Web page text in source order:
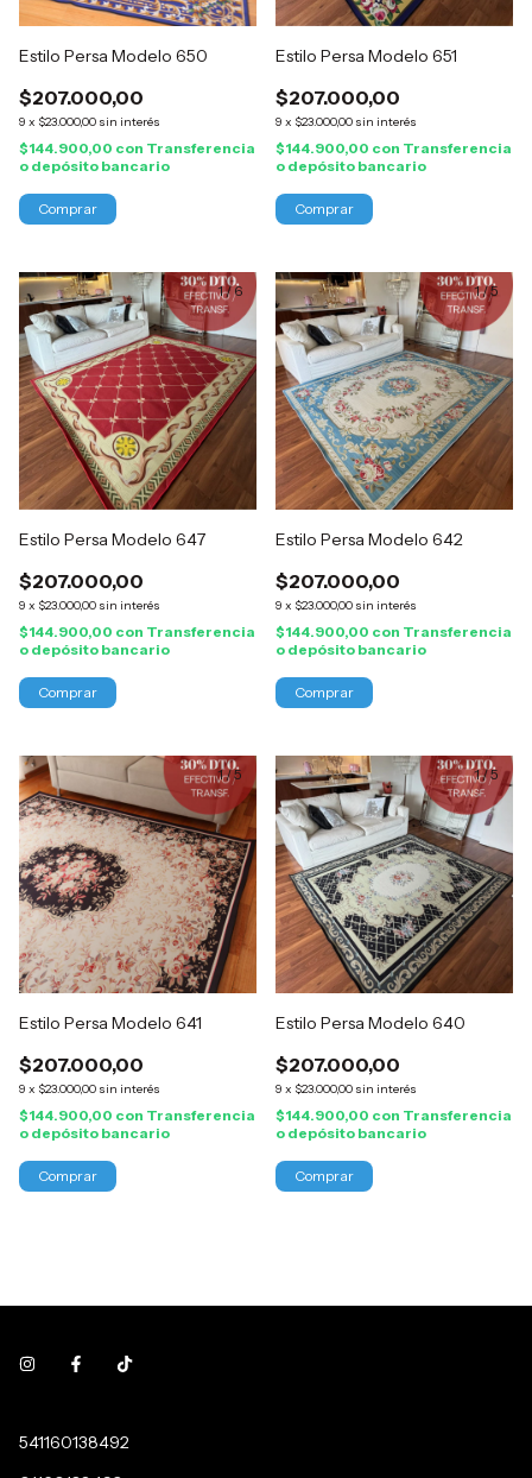
Estilo Persa Modelo 650
$207.000,00
9 x $23.000,00 sin interés
$144.900,00 con Transferencia
o depósito bancario
Estilo Persa Modelo 651
$207.000,00
9 x $23.000,00 sin interés
$144.900,00 con Transferencia
o depósito bancario
1/6
Estilo Persa Modelo 647
$207.000,00
9 x $23.000,00 sin interés
$144.900,00 con Transferencia
o depósito bancario
1/5
Estilo Persa Modelo 642
$207.000,00
9 x $23.000,00 sin interés
$144.900,00 con Transferencia
o depósito bancario
1/5
Estilo Persa Modelo 641
$207.000,00
9 x $23.000,00 sin interés
$144.900,00 con Transferencia
o depósito bancario
1/5
Estilo Persa Modelo 640
$207.000,00
9 x $23.000,00 sin interés
$144.900,00 con Transferencia
o depósito bancario
541160138492